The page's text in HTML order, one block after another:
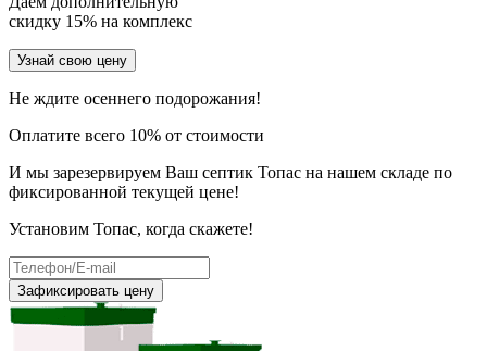
скидку 15% на комплекс
Узнай свою цену
Не ждите осеннего подорожания!
Оплатите всего 10% от стоимости
И мы зарезервируем Ваш септик Топас на нашем складе по
фиксированной текущей цене!
Установим Топас, когда скажете!
Зафиксировать цену